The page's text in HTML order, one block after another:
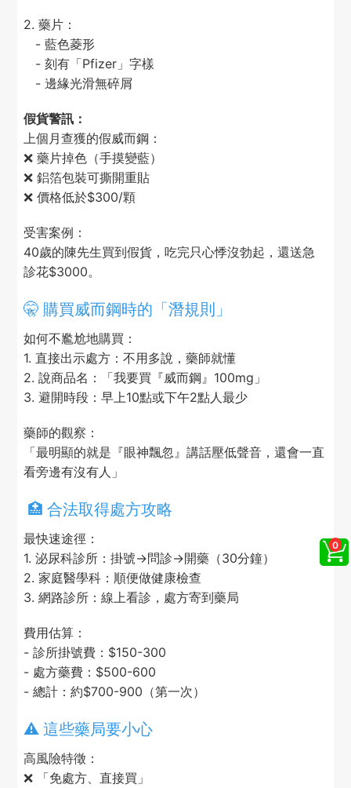
2. 藥片：
- 藍色菱形
- 刻有「Pfizer」字樣
- 邊緣光滑無碎屑
假貨警訊：
上個月查獲的假威而鋼：
❌ 藥片掉色（手摸變藍）
❌ 鋁箔包裝可撕開重貼
❌ 價格低於$300/顆
受害案例：
40歲的陳先生買到假貨，吃完只心悸沒勃起，還送急
診花$3000。
🤫 購買威而鋼時的「潛規則」
如何不尷尬地購買：
1. 直接出示處方：不用多說，藥師就懂
2. 說商品名：「我要買『威而鋼』100mg」
3. 避開時段：早上10點或下午2點人最少
藥師的觀察：
「最明顯的就是『眼神飄忽』講話壓低聲音，還會一直
看旁邊有沒有人」
🏥 合法取得處方攻略
最快速途徑：
1. 泌尿科診所：掛號→問診→開藥（30分鐘）
2. 家庭醫學科：順便做健康檢查
3. 網路診所：線上看診，處方寄到藥局
費用估算：
- 診所掛號費：$150-300
- 處方藥費：$500-600
- 總計：約$700-900（第一次）
⚠️ 這些藥局要小心
高風險特徵：
❌ 「免處方、直接買」